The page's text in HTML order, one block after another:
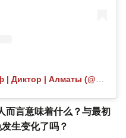
Аружан Медиева | Хореограф | Диктор | Алматы (@aruvibezz) 分享的帖子
言意味着什么？与最初
生变化了吗？